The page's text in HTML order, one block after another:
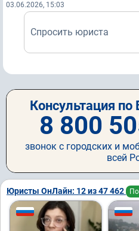
03.06.2026, 15:03
Спросить юриста
Консультация
8 800
звонок с городских и
всей
Юристы ОнЛайн: 12 из 47 462